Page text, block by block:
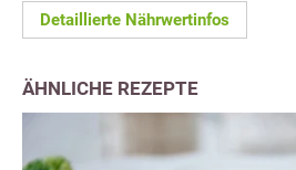
Detaillierte Nährwertinfos
ÄHNLICHE REZEPTE